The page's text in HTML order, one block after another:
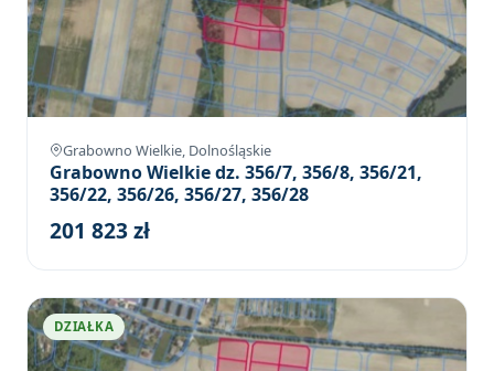
Grabowno Wielkie, Dolnośląskie
Grabowno Wielkie dz. 356/7, 356/8, 356/21,
356/22, 356/26, 356/27, 356/28
201 823 zł
DZIAŁKA